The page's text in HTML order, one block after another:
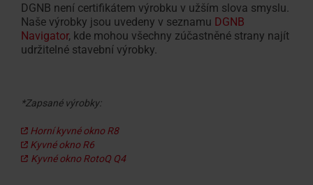
DGNB není certifikátem výrobku v užším slova smyslu.
Naše výrobky jsou uvedeny v seznamu DGNB
Navigator, kde mohou všechny zúčastněné strany najít
udržitelné stavební výrobky.
*Zapsané výrobky:
Horní kyvné okno R8
Kyvné okno R6
Kyvné okno RotoQ Q4